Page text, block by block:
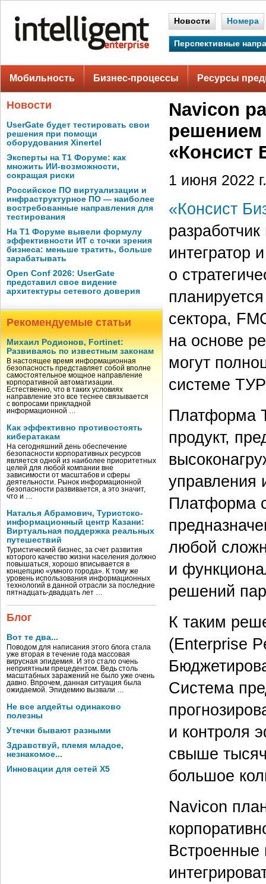
Новости Номера
Перспективные
Мобильность Бизнес-процессы Ресурсы
Новости
UserGate будет тестировать свои
решения при помощи
оборудования Xinertel
Эксперты на Т1 Форуме: как
множить ИИ-возможности,
сокращая риски
Российское ПО виртуализации и
инфраструктурное ПО — наиболее
востребованные направления для
тестирования
На Т1 Форуме вывели формулу
эффективности ИТ с точки зрения
бизнеса: меньше тратить, больше
зарабатывать
Open Conf 2026: UserGate
представил свое видение
архитектуры сетевого доверия
Рекомендуемые статьи
Михаил Родионов, Fortinet:
Развиваясь по известным законам
В настоящее время информационная
безопасность представляет собой вполне
самостоятельное мощное направление
корпоративной автоматизации.
Естественно, что в таких условиях
направление это все теснее связывается
с вопросами прикладной
информационной …
Как эффективно противостоять
кибератакам
На сегодняшний день обеспечение
безопасности корпоративных ресурсов
является одной из наиболее приоритетных
целей для любой компании вне
зависимости от масштабов и сферы
деятельности. Рынок информационной
безопасности развивается, а это значит,
что и …
Наталья Абрамович, Туристско-
информационный центр Казани:
Виртуальная поддержка реальных
путешествий
Туристический бизнес, за счет развития
которого качество жизни населения должно
повышаться, хорошо вписывается в
концепцию «умного города». К тому же
уровень использования информационных
технологий в данной отрасли за последние
пятнадцать-двадцать лет …
Блог
Вот те два...
Поводом для написания этого блога стала
уже вторая в течение года массовая
вирусная эпидемия. И это стало очень
неприятным прецедентом. Ведь столь
масштабных заражений не было уже очень
давно. Впрочем, данная ситуация была
ожидаемой. Эпидемию вызвали …
Не все апдейты одинаково
полезны
Утечки бывают разными
Здравствуй, племя младое,
незнакомое...
Инновации для сетей X5
Navicon
«Консист
1 июня 2022 г.
«Консист
интегратор
о
сектора,
на основе
могут
системе
Платформа
продукт,
управления
Платформа
любой
и
решений
К таким
(Enterprise
Система
и контроля
свыше
большое
Navicon
Встроенные